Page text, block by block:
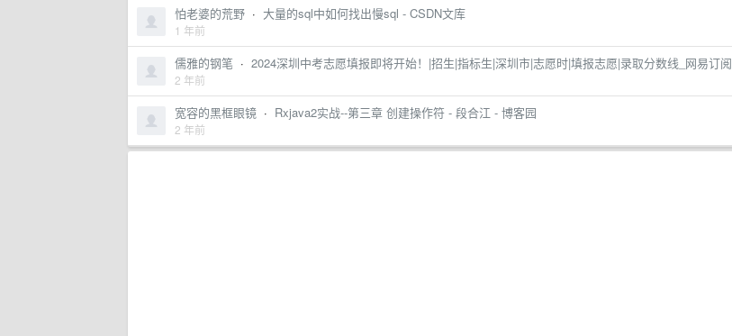
怕老婆的荒野 · 大量的sql中如何找出慢sql - CSDN文库
1 年前
儒雅的钢笔 · 2024深圳中考志愿填报即将开始！|招生|指标生|深圳市|志愿时|填报志愿|录取分数线_网易订阅
2 年前
宽容的黑框眼镜 · Rxjava2实战--第三章 创建操作符 - 段合江 - 博客园
2 年前